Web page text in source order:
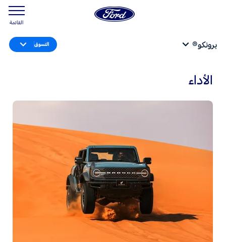
القائمة
برونكو® التسوق
الأداء